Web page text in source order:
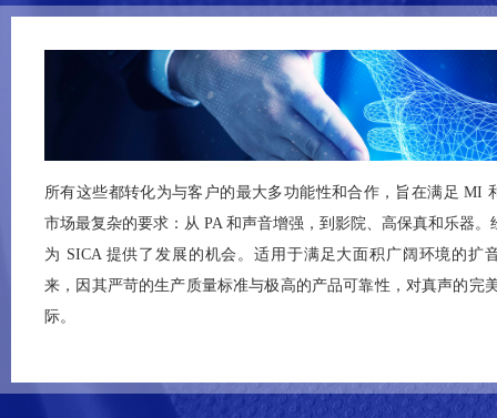
所有这些都转化为与客户的最大多功能性和合作，旨在满足 MI
市场最复杂的要求：从 PA 和声音增强，到影院、高保真和乐器。
为 SICA 提供了发展的机会。适用于满足大面积广阔环境的扩
来，因其严苛的生产质量标准与极高的产品可靠性，对真声的完
际。